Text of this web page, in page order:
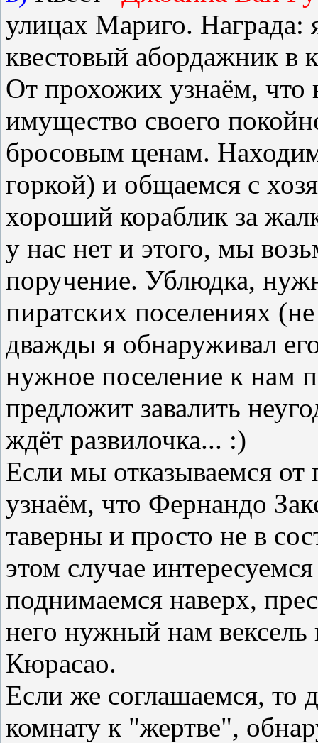
улицах Мариго. Награда:
квестовый абордажник в
От прохожих узнаём, что
имущество своего
бросовым ценам.
горкой) и общаемся с
хороший кораблик за
у нас нет и этого, мы
поручение. Ублюдка,
пиратских поселениях
дважды я обнаруживал
нужное поселение к нам
предложит завалить
ждёт развилочка... :)
Если мы отказываемся от
узнаём, что Фернандо
таверны и просто не в
этом случае
поднимаемся наверх,
него нужный нам
Кюрасао.
Если же соглашаемся,
комнату к "жертве",